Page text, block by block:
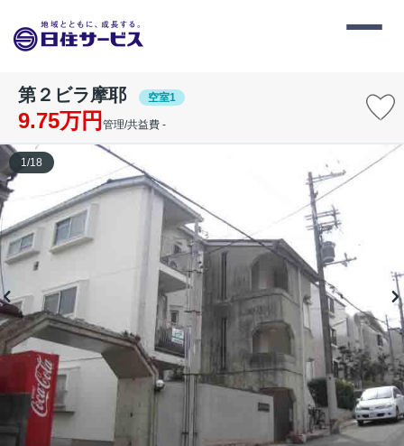
第２ビラ摩耶 空室1
9.75万円 管理/共益費 -
1/18